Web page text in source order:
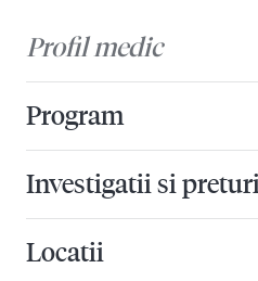
Profil medic
Program
Investigatii si
Locatii